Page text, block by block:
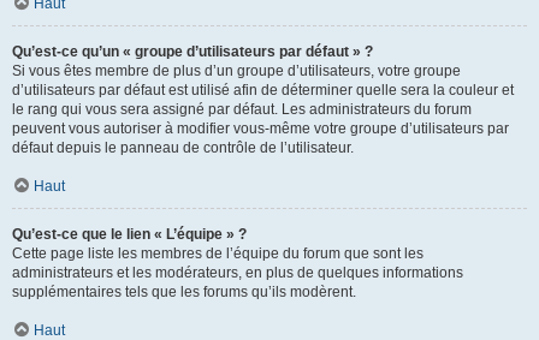
Haut
Qu’est-ce qu’un « groupe d’utilisateurs par défaut » ?
Si vous êtes membre de plus d’un groupe d’utilisateurs, votre groupe
d’utilisateurs par défaut est utilisé afin de déterminer quelle sera la couleur et
le rang qui vous sera assigné par défaut. Les administrateurs du forum
peuvent vous autoriser à modifier vous-même votre groupe d’utilisateurs par
défaut depuis le panneau de contrôle de l’utilisateur.
Haut
Qu’est-ce que le lien « L’équipe » ?
Cette page liste les membres de l’équipe du forum que sont les
administrateurs et les modérateurs, en plus de quelques informations
supplémentaires tels que les forums qu’ils modèrent.
Haut